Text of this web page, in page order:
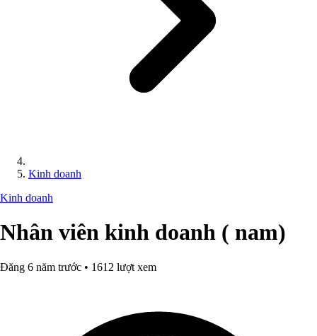
Kinh doanh
Kinh doanh
Nhân viên kinh doanh ( nam)
Đăng 6 năm trước • 1612 lượt xem